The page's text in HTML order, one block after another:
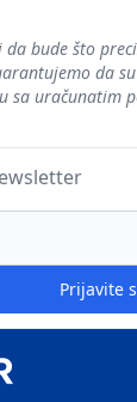
bude što
da
sa uračunatim
Prijavite